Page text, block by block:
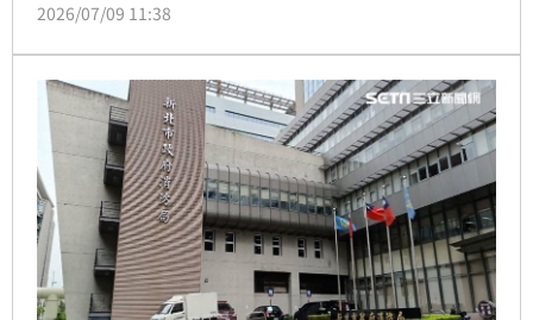
以及其住所搜索，並帶回消防局專委尚少華、第一救災
商廠商林王森等7名被告、11名證人，查扣辦理採購案
等十餘年資料，依違反《貪污治罪條例》、《政府採購
法》等罪嫌深入偵辦，其中科員陳彥彰及廠商林王森2
人裁定羈押。
2026/07/09 11:38